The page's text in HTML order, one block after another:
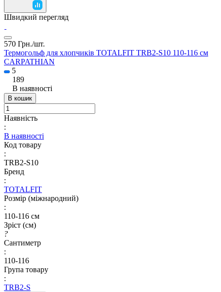
Швидкий перегляд
570 Грн./шт.
Термогольф для хлопчиків TOTALFIT TRB2-S10 110-116 см
CARPATHIAN
5
189
В наявності
В кошик
Наявність
:
В наявності
Код товару
:
TRB2-S10
Бренд
:
TOTALFIT
Розмір (міжнародний)
:
110-116 см
Зріст (см)
?
Сантиметр
:
110-116
Група товару
:
TRB2-S